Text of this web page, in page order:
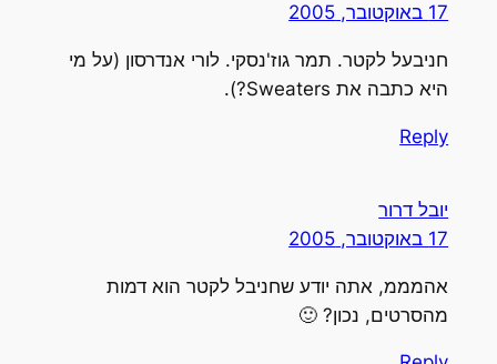
17 באוקטובר, 2005
חניבעל לקטר. תמר גוז'נסקי. לורי אנדרסון (על מי
היא כתבה את Sweaters?).
Reply
יובל דרור
17 באוקטובר, 2005
אהמממ, אתה יודע שחניבל לקטר הוא דמות
מהסרטים, נכון? 🙂